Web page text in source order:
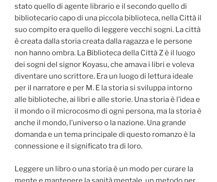
stato quello di agente librario e il secondo quello di
bibliotecario capo di una piccola biblioteca, nella Città il
suo compito era quello di leggere vecchi sogni. La città
è creata dalla storia creata dalla ragazza e le persone
non hanno ombra. La Biblioteca della Città Z è il luogo
dei sogni del signor Koyasu, che amava i libri e voleva
diventare uno scrittore. Era un luogo di lettura ideale
per il narratore e per M. E la storia si sviluppa intorno
alle biblioteche, ai libri e alle storie. Una storia è l’idea e
il mondo o il microcosmo di ogni persona, ma la storia è
anche il mondo, l’universo o la nazione. Una grande
domanda e un tema principale di questo romanzo è la
connessione e il significato tra di loro.
Leggere un libro o una storia è un modo per curare la